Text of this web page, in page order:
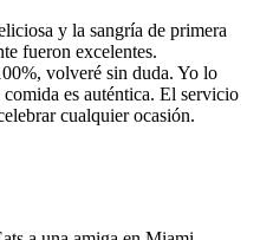
y la sangría de primera
fueron excelentes.
volveré sin duda. Yo lo
es auténtica. El servicio
cualquier ocasión.